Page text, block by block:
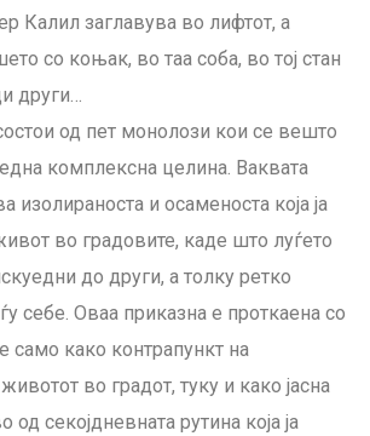
Калил заглавува во лифтот, а
со коњак, во таа соба, во тој стан
други…
од пет монолози кои се вешто
комплексна целина. Ваквата
изолираноста и осаменоста која ја
во градовите, каде што луѓето
до други, а толку ретко
себе. Оваа приказна е проткаена со
само како контрапункт на
во градот, туку и како јасна
од секојдневната рутина која ја